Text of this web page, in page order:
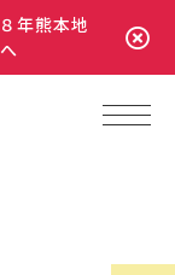
年熊本地